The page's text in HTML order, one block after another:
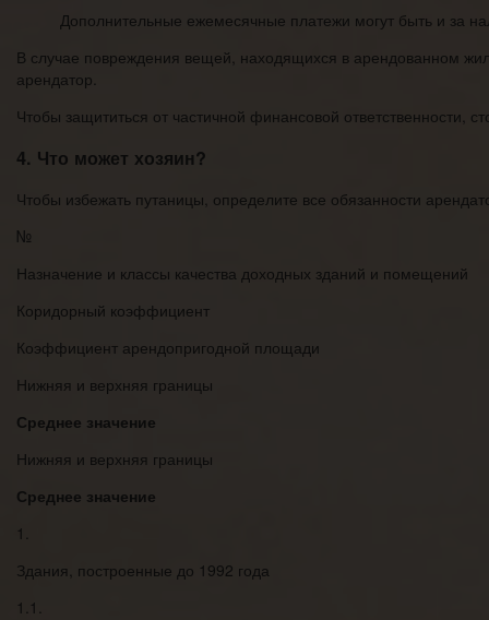
Дополнительные ежемесячные платежи могут быть и за
В случае повреждения вещей, находящихся в арендованном
арендатор.
Чтобы защититься от частичной финансовой ответственности,
4. Что может хозяин?
Чтобы избежать путаницы, определите все обязанности
№
Назначение и классы качества доходных зданий и помещений
Коридорный коэффициент
Коэффициент арендопригодной площади
Нижняя и верхняя границы
Среднее значение
Нижняя и верхняя границы
Среднее значение
1.
Здания, построенные до 1992 года
1.1.